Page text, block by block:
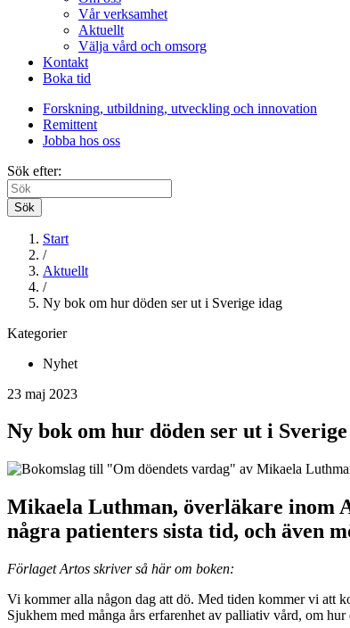
Vår verksamhet
Aktuellt
Välja vård och omsorg
Kontakt
Boka tid
Forskning, utbildning, utveckling och innovation
Remittent
Jobba hos oss
Sök efter:
Sök
Start
/
Aktuellt
/
Ny bok om hur döden ser ut i Sverige idag
Kategorier
Nyhet
23 maj 2023
Ny bok om hur döden ser ut i
Mikaela Luthman, överläkare inom
några patienters sista tid, och även
Förlaget Artos skriver så här om boken:
Vi kommer alla någon dag att dö. Med tiden kommer vi att
Sjukhem med många års erfarenhet av palliativ vård, om